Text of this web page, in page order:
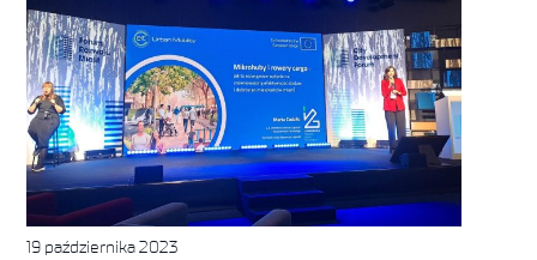
19 października 2023